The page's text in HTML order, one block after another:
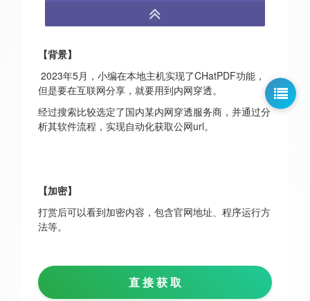
【背景】
2023年5月，小编在本地主机实现了CHatPDF功能，
但是要在互联网分享，就要用到内网穿透。
经过搜索比较选定了国内某内网穿透服务商，并通过分
析其软件流程，实现自动化获取公网url。
【加密】
打赏后可以看到加密内容，包含官网地址、程序运行方
法等。
直 接 获 取